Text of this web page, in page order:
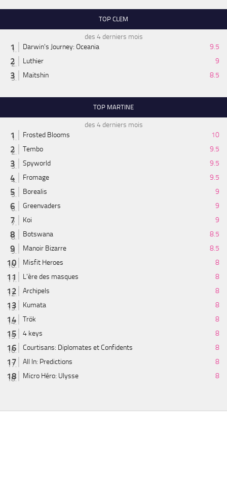
TOP CLEM
des 4 derniers mois
Darwin's Journey: Oceania
9.5
Luthier
9
Maitshin
8.5
TOP MARTINE
des 4 derniers mois
Frosted Blooms
10
Tembo
9.5
Spyworld
9.5
Fromage
9.5
Borealis
9
Greenvaders
9
Koi
9
Botswana
8.5
Manoir Bizarre
8.5
Misfit Heroes
8
L'ère des masques
8
Archipels
8
Kumata
8
Trök
8
4 keys
8
Courtisans: Diplomates et Confidents
8
All In: Predictions
8
Micro Héro: Ulysse
8